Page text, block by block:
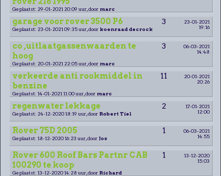
Geplaatst: 29-01-2021 20:09 uur, door marc
garage voor rover 3500 P6 3
23-01-2021
19:16
Geplaatst: 23-01-2021 09:35 uur, door koenraad decrock
co ,uitlaatgassenwaarden te
hoog
3
06-03-2021
14:48
Geplaatst: 20-01-2021 22:05 uur, door marc
verkeerde anti rookmiddel in
benzine
11
20-01-2021
20:26
Geplaatst: 14-01-2021 11:00 uur, door marc
regenwater lekkage 2
17-01-2021
12:00
Geplaatst: 24-12-2020 18:19 uur, door Robert Tiel
Rover 75D 2005 1
06-03-2021
14:55
Geplaatst: 18-12-2020 16:23 uur, door Jos
Rover 600 Roof Bars Partnr CAB
100290 te koop
1
13-12-2020
15:03
Geplaatst: 13-12-2020 14:28 uur, door Richard